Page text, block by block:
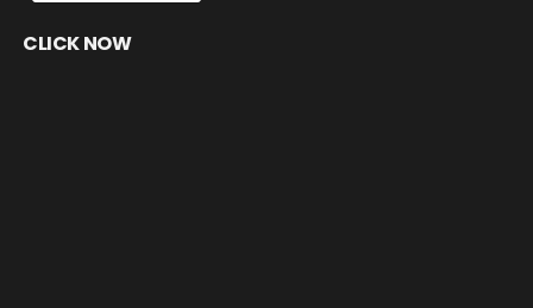
CLICK NOW